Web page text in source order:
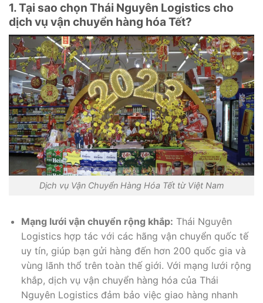
1. Tại sao chọn Thái Nguyên Logistics cho
dịch vụ vận chuyển hàng hóa Tết?
Dịch vụ Vận Chuyển Hàng Hóa Tết từ Việt Nam
Mạng lưới vận chuyển rộng khắp: Thái Nguyên
Logistics hợp tác với các hãng vận chuyển quốc tế
uy tín, giúp bạn gửi hàng đến hơn 200 quốc gia và
vùng lãnh thổ trên toàn thế giới. Với mạng lưới rộng
khắp, dịch vụ vận chuyển hàng hóa của Thái
Nguyên Logistics đảm bảo việc giao hàng nhanh